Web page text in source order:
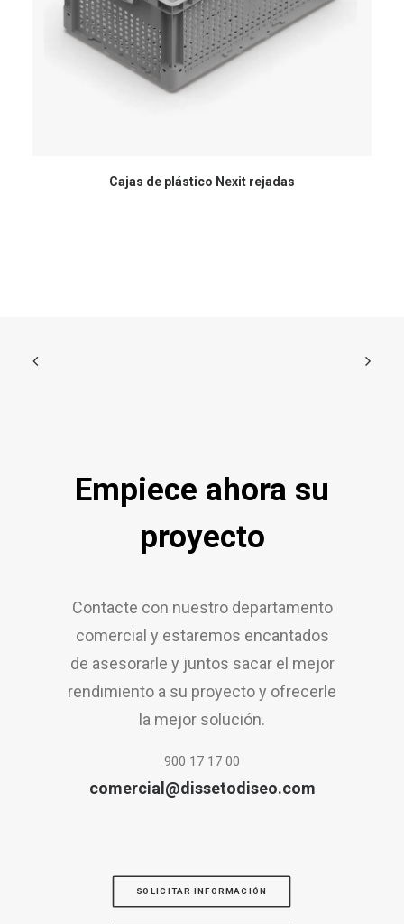
Cajas de plástico Nexit rejadas
Empiece ahora su
proyecto
Contacte con nuestro departamento
comercial y estaremos encantados
de asesorarle y juntos sacar el mejor
rendimiento a su proyecto y ofrecerle
la mejor solución.
900 17 17 00
comercial@dissetodiseo.com
SOLICITAR INFORMACIÓN